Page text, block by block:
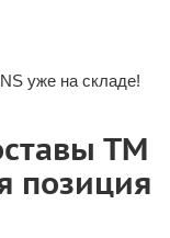
уже на складе!
ТМ
позиция